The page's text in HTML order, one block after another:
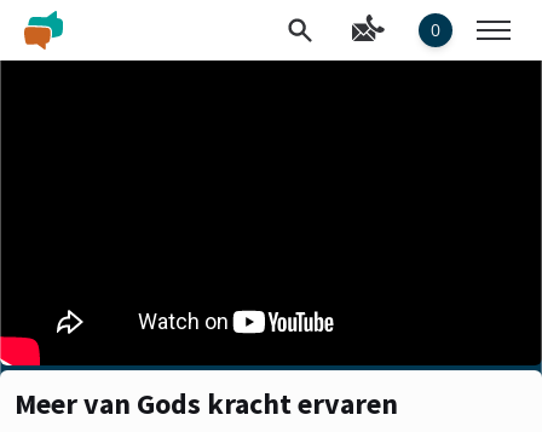
0
Meer van Gods kracht ervaren